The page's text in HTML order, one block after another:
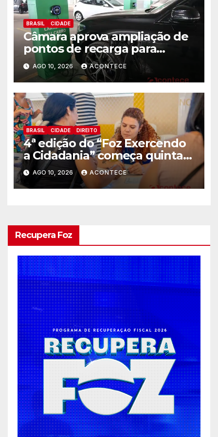
BRASIL CIDADE
Câmara aprova ampliação de
pontos de recarga para
veículos elétricos em hotéis,
supermercados e centros
comerciais
AGO 10, 2026 ACONTECE
BRASIL CIDADE DIREITO
4ª edição do “Foz Exercendo
a Cidadania” começa quinta-
feira (13) com oferta de
serviços essenciais e gratuitos
AGO 10, 2026 ACONTECE
Recupera Foz